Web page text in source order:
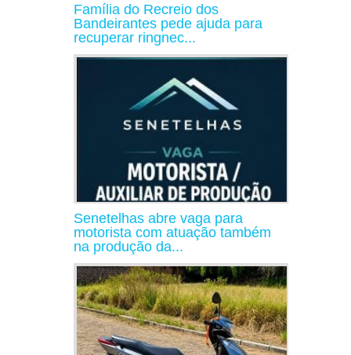
Família do Recreio dos
Bandeirantes pede ajuda para
recuperar ringnec...
Senetelhas abre vaga para
motorista com atuação também
na produção da...